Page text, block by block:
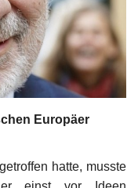
Europäer
hatte, musste